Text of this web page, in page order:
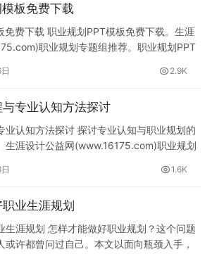
板免费下载
免费下载 职业规划PPT模板免费下载。生涯
职业规划专题组推荐。职业规划PPT
2.9K
专业认知方法探讨
业认知方法探讨 探讨专业认知与职业规划的
生涯设计公益网(www.16175.com)职业规划
1.6K
业生涯规划
生涯规划 怎样才能做好职业规划？这个问题
或许都曾问过自己。本文以面向瓶颈入手，